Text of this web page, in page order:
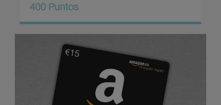
400 Puntos